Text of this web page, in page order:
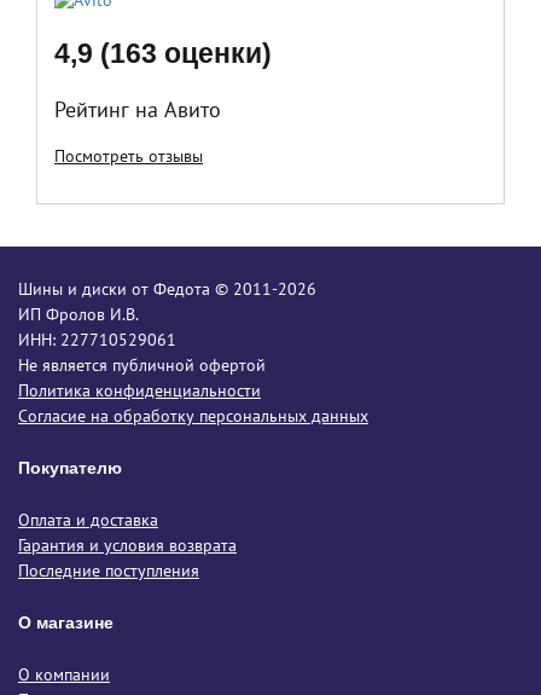
4,9 (163 оценки)
Рейтинг на Авито
Посмотреть отзывы
Шины и диски от Федота © 2011-2026
ИП Фролов И.В.
ИНН: 227710529061
Не является публичной офертой
Политика конфиденциальности
Согласие на обработку персональных данных
Покупателю
Оплата и доставка
Гарантия и условия возврата
Последние поступления
О магазине
О компании